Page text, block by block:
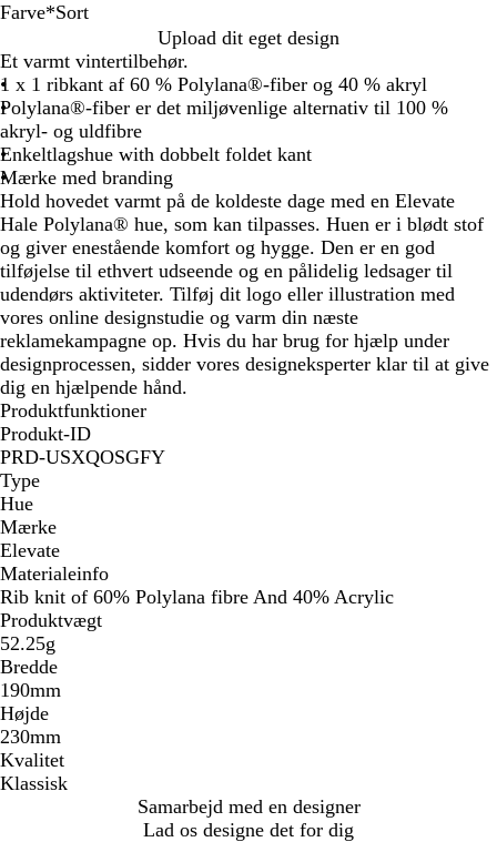
Farve*Sort
a
r
i
n
e
b
l
å
t
o
r
m
g
r
å
o
r
t
Upload dit eget design
Et varmt vintertilbehør.
1 x 1 ribkant af 60 % Polylana®-fiber og 40 % akryl
Polylana®-fiber er det miljøvenlige alternativ til 100 %
akryl- og uldfibre
Enkeltlagshue with dobbelt foldet kant
Mærke med branding
Hold hovedet varmt på de koldeste dage med en Elevate
Hale Polylana® hue, som kan tilpasses. Huen er i blødt stof
og giver enestående komfort og hygge. Den er en god
tilføjelse til ethvert udseende og en pålidelig ledsager til
udendørs aktiviteter. Tilføj dit logo eller illustration med
vores online designstudie og varm din næste
reklamekampagne op. Hvis du har brug for hjælp under
designprocessen, sidder vores designeksperter klar til at give
dig en hjælpende hånd.
Produktfunktioner
Produkt-ID
PRD-USXQOSGFY
Type
Hue
Mærke
Elevate
Materialeinfo
Rib knit of 60% Polylana fibre And 40% Acrylic
Produktvægt
52.25g
Bredde
190mm
Højde
230mm
Kvalitet
Klassisk
Samarbejd med en designer
Lad os designe det for dig